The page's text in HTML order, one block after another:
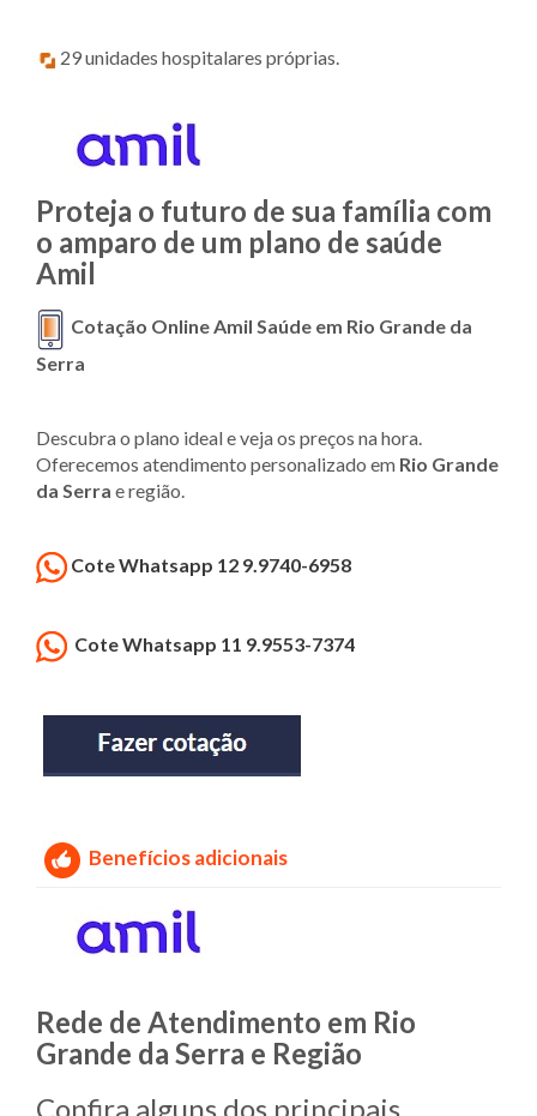
29 unidades hospitalares próprias.
Proteja o futuro de sua família com
o amparo de um plano de saúde
Amil
Cotação Online Amil Saúde em Rio Grande da
Serra
Descubra o plano ideal e veja os preços na hora.
Oferecemos atendimento personalizado em Rio Grande
da Serra e região.
Cote Whatsapp 12 9.9740-6958
Cote Whatsapp 11 9.9553-7374
Benefícios adicionais
Rede de Atendimento em Rio
Grande da Serra e Região
Confira alguns dos principais